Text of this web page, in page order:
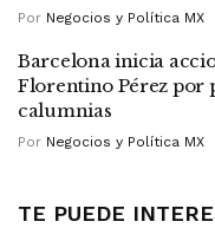
Por Negocios y Política MX
Barcelona inicia
Florentino Pérez por
calumnias
Por Negocios y Política MX
TE PUEDE